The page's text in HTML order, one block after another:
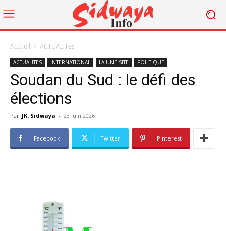
Accueil ACTUALITES
ACTUALITES INTERNATIONAL LA UNE SITE POLITIQUE
Soudan du Sud : le défi des
élections
Par JK. Sidwaya - 23 juin 2026
Facebook Twitter Pinterest